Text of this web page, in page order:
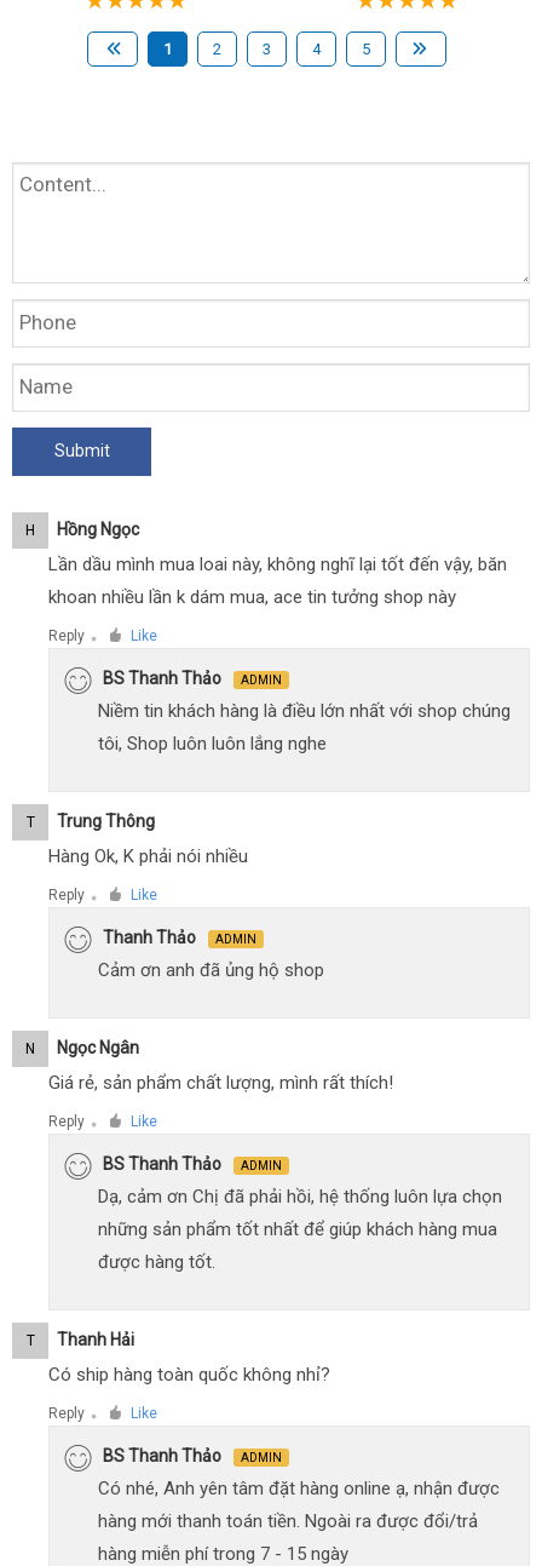
1 2 3 4 5
H Hồng Ngọc
Lần dầu mình mua loai này, không nghĩ lại tốt đến vậy, băn
khoan nhiều lần k dám mua, ace tin tưởng shop này
Reply ● Like
BS Thanh Thảo ADMIN
Niềm tin khách hàng là điều lớn nhất với shop chúng
tôi, Shop luôn luôn lắng nghe
T Trung Thông
Hàng Ok, K phải nói nhiều
Reply ● Like
Thanh Thảo ADMIN
Cảm ơn anh đã ủng hộ shop
N Ngọc Ngân
Giá rẻ, sản phẩm chất lượng, mình rất thích!
Reply ● Like
BS Thanh Thảo ADMIN
Dạ, cảm ơn Chị đã phải hồi, hệ thống luôn lựa chọn
những sản phẩm tốt nhất để giúp khách hàng mua
được hàng tốt.
T Thanh Hải
Có ship hàng toàn quốc không nhỉ?
Reply ● Like
BS Thanh Thảo ADMIN
Có nhé, Anh yên tâm đặt hàng online ạ, nhận được
hàng mới thanh toán tiền. Ngoài ra được đổi/trả
hàng miễn phí trong 7 - 15 ngày